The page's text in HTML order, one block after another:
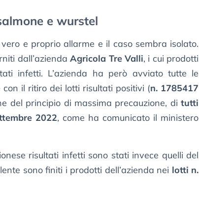
e wurstel
e proprio allarme e il caso sembra isolato.
dall’aziendaAgricola Tre Valli, i cui prodotti
infetti. L’azienda ha però avviato tutte le
il ritiro dei lotti risultati positivi (n. 1785417
del principio di massima precauzione, ditutti
2022, come ha comunicato il ministero
risultati infetti sono stati invece quelli del
sono finiti i prodotti dell’azienda nei lotti n.